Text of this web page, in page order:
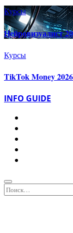
Курсы
Нейровизуалист
Курсы
TikTok Money
INFO GUIDE
Найти: